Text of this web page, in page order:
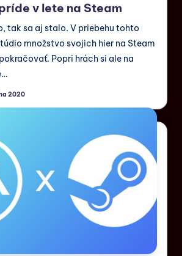
v lete na Steam
tak sa aj stalo. V priebehu tohto
množstvo svojich hier na Steam
Popri hrách si ale na
2020